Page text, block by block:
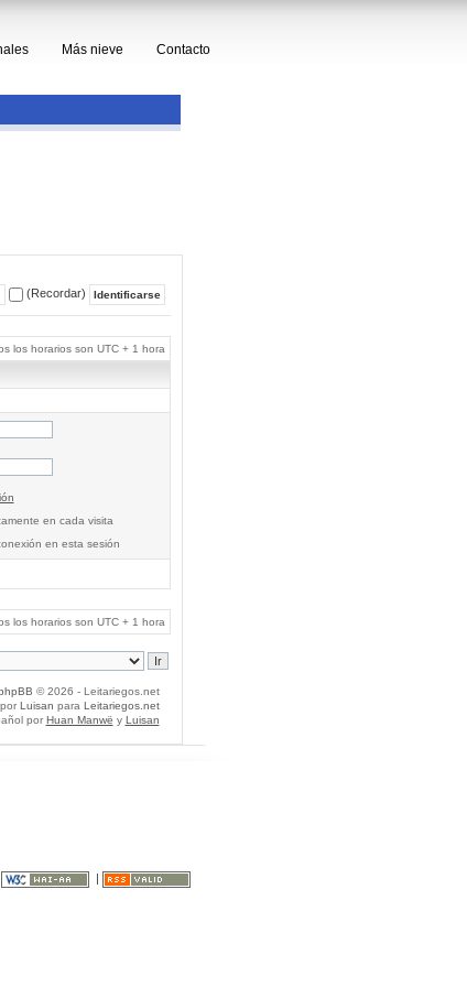
Más nieve Contacto
(Recordar)
los horarios son UTC + 1 hora
en cada visita
en esta sesión
los horarios son UTC + 1 hora
© 2026 - Leitariegos.net
Luisan para Leitariegos.net
por Huan Manwë y Luisan